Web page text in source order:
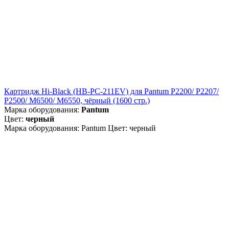
Картридж Hi-Black (HB-PC-211EV) для Pantum P2200/ P2207/
P2500/ M6500/ M6550, чёрный (1600 стр.)
Марка оборудования: Pantum
Цвет: черный
Марка оборудования: Pantum Цвет: черный